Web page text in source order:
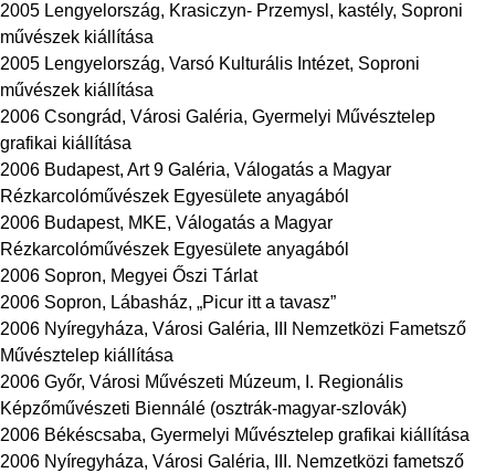
2005 Lengyelország, Krasiczyn- Przemysl, kastély, Soproni
művészek kiállítása
2005 Lengyelország, Varsó Kulturális Intézet, Soproni
művészek kiállítása
2006 Csongrád, Városi Galéria, Gyermelyi Művésztelep
grafikai kiállítása
2006 Budapest, Art 9 Galéria, Válogatás a Magyar
Rézkarcolóművészek Egyesülete anyagából
2006 Budapest, MKE, Válogatás a Magyar
Rézkarcolóművészek Egyesülete anyagából
2006 Sopron, Megyei Őszi Tárlat
2006 Sopron, Lábasház, „Picur itt a tavasz”
2006 Nyíregyháza, Városi Galéria, III Nemzetközi Fametsző
Művésztelep kiállítása
2006 Győr, Városi Művészeti Múzeum, I. Regionális
Képzőművészeti Biennálé (osztrák-magyar-szlovák)
2006 Békéscsaba, Gyermelyi Művésztelep grafikai kiállítása
2006 Nyíregyháza, Városi Galéria, III. Nemzetközi fametsző